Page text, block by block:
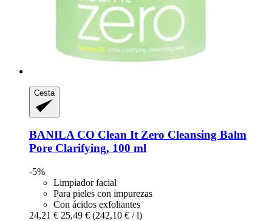
Cesta
BANILA CO Clean It Zero Cleansing Balm
Pore Clarifying, 100 ml
-5%
Limpiador facial
Para pieles con impurezas
Con ácidos exfoliantes
24,21 € 25,49 € (242,10 € / l)